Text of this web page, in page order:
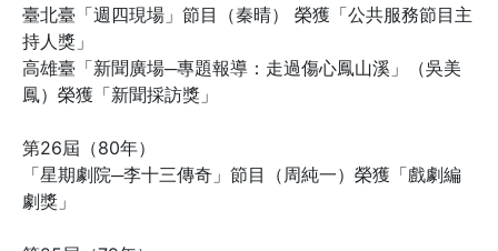
臺北臺「週四現場」節目（秦晴） 榮獲「公共服務節目主
持人獎」
高雄臺「新聞廣場─專題報導：走過傷心鳳山溪」（吳美
鳳）榮獲「新聞採訪獎」
第26屆（80年）
「星期劇院─李十三傳奇」節目（周純一）榮獲「戲劇編
劇獎」